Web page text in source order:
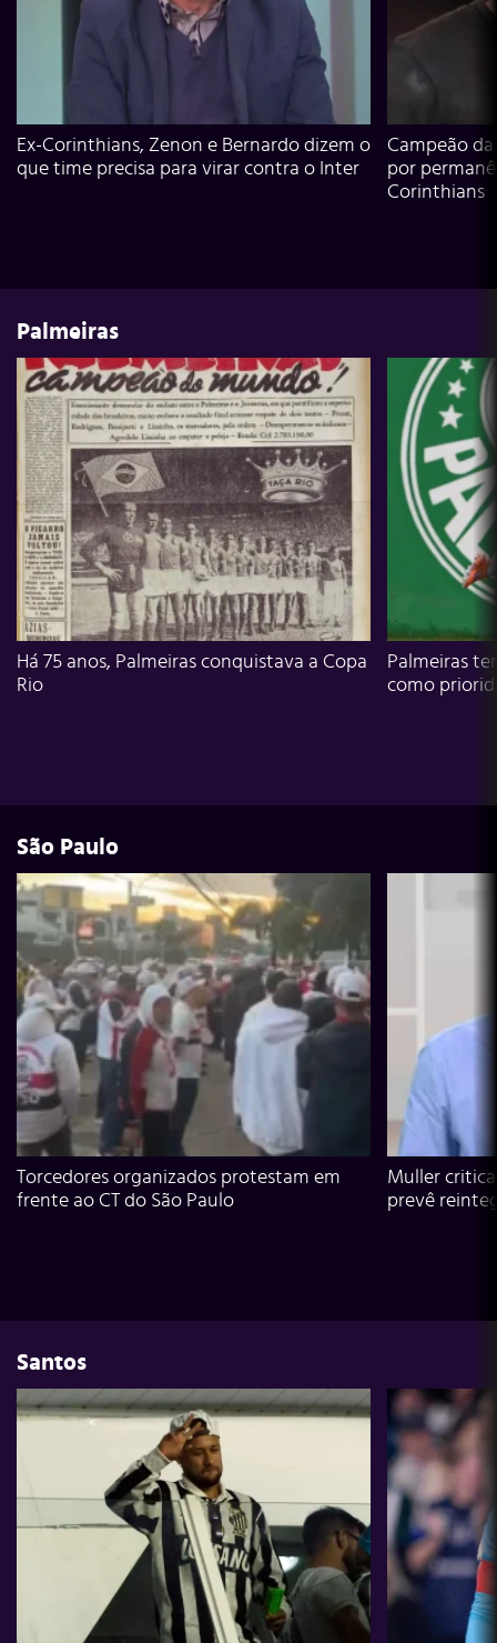
Ex-Corinthians, Zenon e Bernardo dizem o
que time precisa para virar contra o Inter
Campeão
por
Corinthians
Palmeiras
Há 75 anos, Palmeiras conquistava a Copa
Rio
Palmeiras
como
São Paulo
Torcedores organizados protestam em
frente ao CT do São Paulo
Muller
prevê
Santos